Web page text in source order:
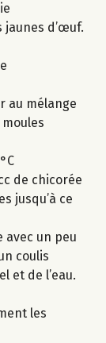
jaunes d’œuf.
au mélange
de chicorée
jusqu’à ce
avec un peu
coulis
et de l’eau.
les